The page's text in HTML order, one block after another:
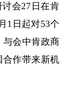
会27日在肯
1日起对53个
与会中肯政商
合作带来新机